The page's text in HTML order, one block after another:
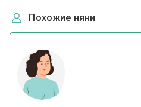
Похожие няни